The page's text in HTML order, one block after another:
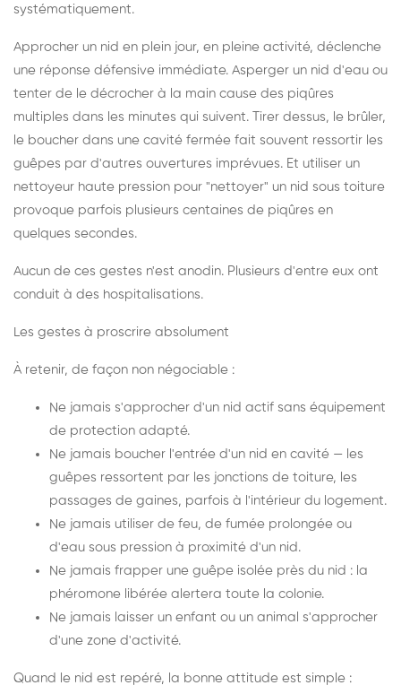
systématiquement.
Approcher un nid en plein jour, en pleine activité, déclenche
une réponse défensive immédiate. Asperger un nid d'eau ou
tenter de le décrocher à la main cause des piqûres
multiples dans les minutes qui suivent. Tirer dessus, le brûler,
le boucher dans une cavité fermée fait souvent ressortir les
guêpes par d'autres ouvertures imprévues. Et utiliser un
nettoyeur haute pression pour "nettoyer" un nid sous toiture
provoque parfois plusieurs centaines de piqûres en
quelques secondes.
Aucun de ces gestes n'est anodin. Plusieurs d'entre eux ont
conduit à des hospitalisations.
Les gestes à proscrire absolument
À retenir, de façon non négociable :
Ne jamais s'approcher d'un nid actif sans équipement
de protection adapté.
Ne jamais boucher l'entrée d'un nid en cavité — les
guêpes ressortent par les jonctions de toiture, les
passages de gaines, parfois à l'intérieur du logement.
Ne jamais utiliser de feu, de fumée prolongée ou
d'eau sous pression à proximité d'un nid.
Ne jamais frapper une guêpe isolée près du nid : la
phéromone libérée alertera toute la colonie.
Ne jamais laisser un enfant ou un animal s'approcher
d'une zone d'activité.
Quand le nid est repéré, la bonne attitude est simple :